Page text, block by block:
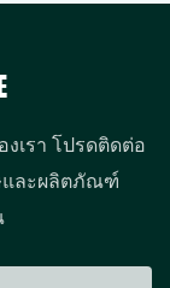
เรา โปรดติดต่อ
และผลิตภัณฑ์